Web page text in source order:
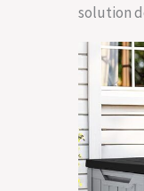
solution